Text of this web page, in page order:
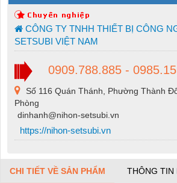
CÔNG TY TNHH THIẾT BỊ CÔNG
SETSUBI VIỆT NAM
0909.788.885 -
Số 116 Quán Thánh, Phường Thành
Phòng
dinhanh@nihon-setsubi.vn
https://nihon-setsubi.vn
CHI TIẾT VỀ SẢN PHẨM THÔNG TIN